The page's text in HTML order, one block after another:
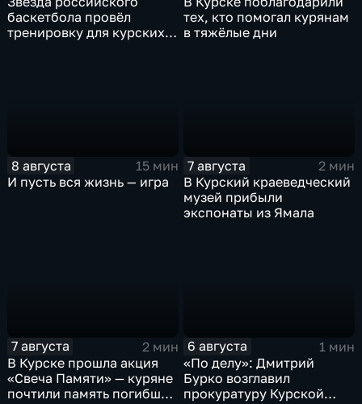
баскетбола провёл
тренировку для курских
тех, кто помогал курянам
в тяжёлые дни
8 августа
15 мин
И пусть вся жизнь — игра
7 августа
2 мин
В Курский краеведческий
музей прибыли
экспонаты из Ямала
7 августа
2 мин
В Курске прошла акция
«Свеча Памяти» — куряне
почтили память погибших
6 августа
1 мин
«По делу»: Дмитрий
Бурко возглавил
прокуратуру Курской